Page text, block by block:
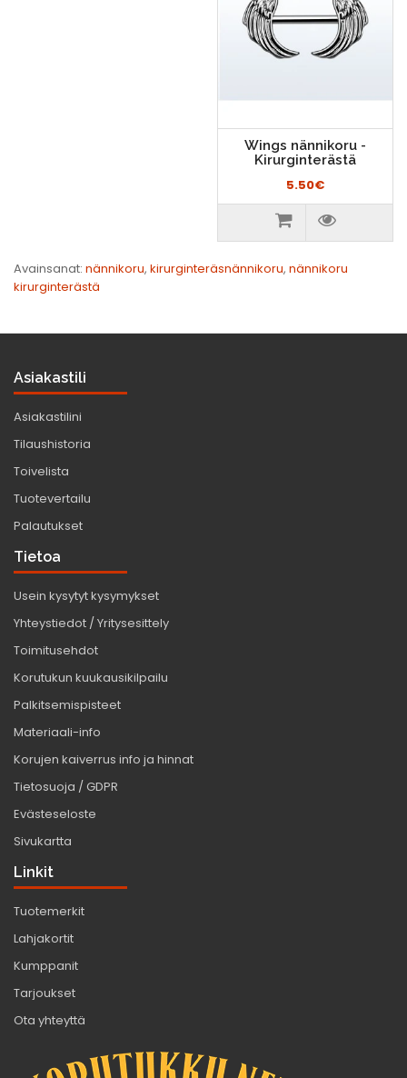
Wings nännikoru -
Kirurginterästä
5.50€
Avainsanat: nännikoru, kirurginteräsnännikoru, nännikoru
kirurginterästä
Asiakastili
Asiakastilini
Tilaushistoria
Toivelista
Tuotevertailu
Palautukset
Tietoa
Usein kysytyt kysymykset
Yhteystiedot / Yritysesittely
Toimitusehdot
Korutukun kuukausikilpailu
Palkitsemispisteet
Materiaali-info
Korujen kaiverrus info ja hinnat
Tietosuoja / GDPR
Evästeseloste
Sivukartta
Linkit
Tuotemerkit
Lahjakortit
Kumppanit
Tarjoukset
Ota yhteyttä